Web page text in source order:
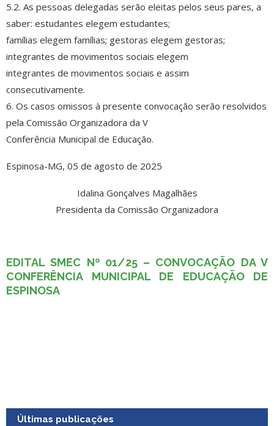
5.2. As pessoas delegadas serão eleitas pelos seus pares, a
saber: estudantes elegem estudantes;
famílias elegem famílias; gestoras elegem gestoras;
integrantes de movimentos sociais elegem
integrantes de movimentos sociais e assim
consecutivamente.
6. Os casos omissos à presente convocação serão resolvidos
pela Comissão Organizadora da V
Conferência Municipal de Educação.
Espinosa-MG, 05 de agosto de 2025
Idalina Gonçalves Magalhães
Presidenta da Comissão Organizadora
EDITAL SMEC Nº 01/25 – CONVOCAÇÃO DA V
CONFERÊNCIA MUNICIPAL DE EDUCAÇÃO DE
ESPINOSA
Últimas publicações